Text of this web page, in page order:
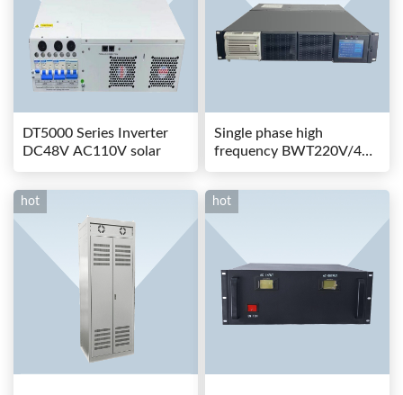
DT5000 Series Inverter
DC48V AC110V solar
Single phase high
frequency BWT220V/48-
80AS switching power
hot hot